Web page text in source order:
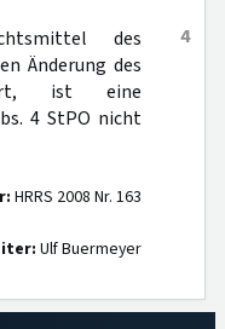
4
des
Änderung des
ist eine
4 StPO nicht
HRRS 2008 Nr. 163
Ulf Buermeyer